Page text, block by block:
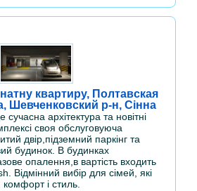
квартиру, Полтавская
Шевченковский р-н, Сінна
архітектура та новітні
своя обслуговуюча
двір,підземний паркінг та
будинок. В будинках
опалення,в вартість входить
Відмінний вибір для сімей, які
комфорт і стиль.